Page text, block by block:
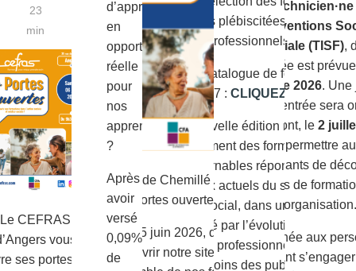
les plus plébiscitées par les
professionnels.
Lien du catalogue de formations
2027 : CLIQUEZ-ICI
Cette nouvelle édition rassemble
également des formations
incontournables répondant aux
enjeux actuels du secteur
médico-social, dans un contexte
marqué par l’évolution des
pratiques professionnelles, des
besoins des publics
l’Interventions
Familiale (TISF),
rentrée est
octobre 2026. Une
de pré-rentrée sera
en amont, le2
afin de permettre
apprenants de
parcours de
Destinée aux
souhaitant
d’apprentissage
en
opportunité
réelle
pour
nos
apprenants
?
Après
avoir
versé
0,09%
de
Le CEFRAS de Chemillé organise une
journée portes ouvertes en juin !
Le vendredi 5 juin 2026, de 14h à 19h,
venez découvrir notre site de Chemillé
23
min
Le CEFRAS
vous
ses portes au